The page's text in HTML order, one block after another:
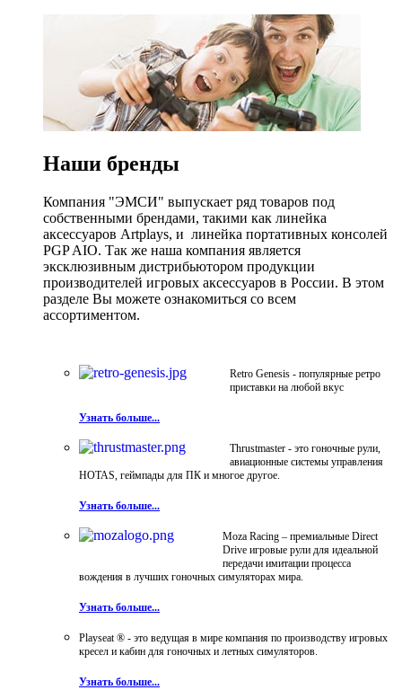
Наши бренды
Компания "ЭМСИ" выпускает ряд товаров под
собственными брендами, такими как линейка
аксессуаров Artplays, и линейка портативных консолей
PGP AIO. Так же наша компания является
эксклюзивным дистрибьютором продукции
производителей игровых аксессуаров в России. В этом
разделе Вы можете ознакомиться со всем
ассортиментом.
Retro Genesis - популярные ретро
приставки на любой вкус
Узнать больше...
Thrustmaster - это гоночные рули,
авиационные системы управления
HOTAS, геймпады для ПК и многое другое.
Узнать больше...
Moza Racing – премиальные Direct
Drive игровые рули для идеальной
передачи имитации процесса
вождения в лучших гоночных симуляторах мира.
Узнать больше...
Playseat ® - это ведущая в мире компания по производству игровых
кресел и кабин для гоночных и летных симуляторов.
Узнать больше...